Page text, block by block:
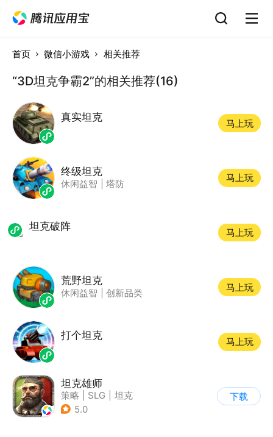
首页 微信小游戏 相关推荐
“3D坦克争霸2”的相关推荐(16)
真实坦克
马上玩
终级坦克
休闲益智 塔防
马上玩
坦克破阵
马上玩
荒野坦克
休闲益智 创新品类
马上玩
打个坦克
马上玩
坦克雄师
策略 SLG
坦克
| 战争
5.0
下载